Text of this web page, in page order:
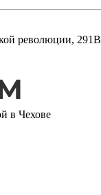
революции, 291В
в Чехове